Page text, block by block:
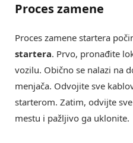
Proces zamene
Proces zamene startera
startera. Prvo, pronađite
vozilu. Obično se nalazi na
menjača. Odvojite sve
starterom. Zatim, odvijte
mestu i pažljivo ga uklonite.